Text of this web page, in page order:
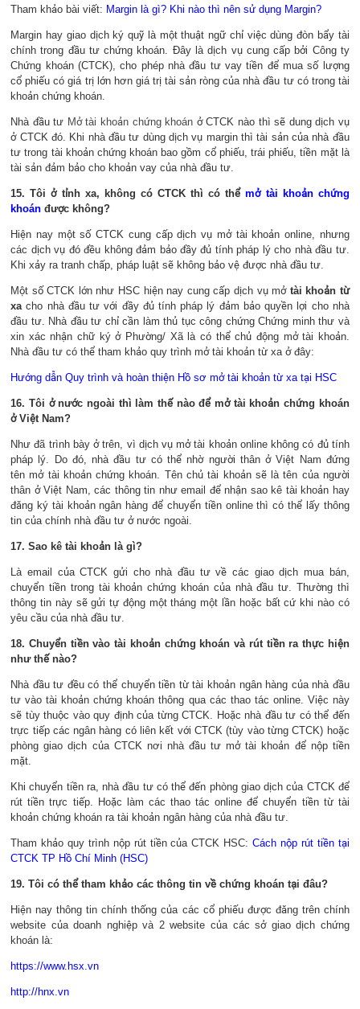
Tham khảo bài viết: Margin là gì? Khi nào thì nên sử dụng Margin?
Margin hay giao dịch ký quỹ là một thuật ngữ chỉ việc dùng đòn bẩy tài
chính trong đầu tư chứng khoán. Đây là dịch vụ cung cấp bởi Công ty
Chứng khoán (CTCK), cho phép nhà đầu tư vay tiền để mua số lượng
cổ phiếu có giá trị lớn hơn giá trị tài sản ròng của nhà đầu tư có trong tài
khoản chứng khoán.
Nhà đầu tư Mở tài khoản chứng khoán ở CTCK nào thì sẽ dung dịch vụ
ở CTCK đó. Khi nhà đầu tư dùng dịch vụ margin thì tài sản của nhà đầu
tư trong tài khoản chứng khoán bao gồm cổ phiếu, trái phiếu, tiền mặt là
tài sản đảm bảo cho khoản vay của nhà đầu tư.
15. Tôi ở tỉnh xa, không có CTCK thì có thểmở tài khoản chứng
khoán được không?
Hiện nay một số CTCK cung cấp dịch vụ mở tài khoản online, nhưng
các dịch vụ đó đều không đảm bảo đầy đủ tính pháp lý cho nhà đầu tư.
Khi xảy ra tranh chấp, pháp luật sẽ không bảo vệ được nhà đầu tư.
Một số CTCK lớn như HSC hiện nay cung cấp dịch vụ mở tài khoản từ
xa cho nhà đầu tư với đầy đủ tính pháp lý đảm bảo quyền lợi cho nhà
đầu tư. Nhà đầu tư chỉ cần làm thủ tục công chứng Chứng minh thư và
xin xác nhận chữ ký ở Phường/ Xã là có thể chủ động mở tài khoản.
Nhà đầu tư có thể tham khảo quy trình mở tài khoản từ xa ở đây:
Hướng dẫn Quy trình và hoàn thiện Hồ sơ mở tài khoản từ xa tại HSC
16. Tôi ở nước ngoài thì làm thế nào để mở tài khoản chứng khoán
ở Việt Nam?
Như đã trình bày ở trên, vì dịch vụ mở tài khoản online không có đủ tính
pháp lý. Do đó, nhà đầu tư có thể nhờ người thân ở Việt Nam đứng
tên mở tài khoản chứng khoán. Tên chủ tài khoản sẽ là tên của người
thân ở Việt Nam, các thông tin như email để nhận sao kê tài khoản hay
đăng ký tài khoản ngân hàng để chuyển tiền online thì có thể lấy thông
tin của chính nhà đầu tư ở nước ngoài.
17. Sao kê tài khoản là gì?
Là email của CTCK gửi cho nhà đầu tư về các giao dịch mua bán,
chuyển tiền trong tài khoản chứng khoán của nhà đầu tư. Thường thì
thông tin này sẽ gửi tự động một tháng một lần hoặc bất cứ khi nào có
yêu cầu của nhà đầu tư.
18. Chuyển tiền vào tài khoản chứng khoán và rút tiền ra thực hiện
như thế nào?
Nhà đầu tư đều có thể chuyển tiền từ tài khoản ngân hàng của nhà đầu
tư vào tài khoản chứng khoán thông qua các thao tác online. Việc này
sẽ tùy thuộc vào quy định của từng CTCK. Hoặc nhà đầu tư có thể đến
trực tiếp các ngân hàng có liên kết với CTCK (tùy vào từng CTCK) hoặc
phòng giao dịch của CTCK nơi nhà đầu tư mở tài khoản để nộp tiền
mặt.
Khi chuyển tiền ra, nhà đầu tư có thể đến phòng giao dịch của CTCK để
rút tiền trực tiếp. Hoặc làm các thao tác online để chuyển tiền từ tài
khoản chứng khoán ra tài khoản ngân hàng của nhà đầu tư.
Tham khảo quy trình nộp rút tiền của CTCK HSC:Cách nộp rút tiền tại
CTCK TP Hồ Chí Minh (HSC)
19. Tôi có thể tham khảo các thông tin về chứng khoán tại đâu?
Hiện nay thông tin chính thống của các cổ phiếu được đăng trên chính
website của doanh nghiệp và 2 website của các sở giao dịch chứng
khoán là:
https://www.hsx.vn
http://hnx.vn